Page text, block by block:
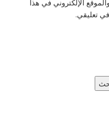
الإلكتروني في هذا
تعليقي.